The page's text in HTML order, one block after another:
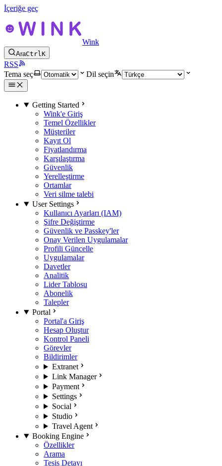
İçeriğe geç
Wink
AraCtrlK
RSS
Tema seç
Dil seçin
Getting Started
Wink'e Giriş
Temel Özellikler
Müşteriler
Kayıt Ol
Fiyatlandırma
Karşılaştırma
Güvenlik
Yerelleştirme
Ortamlar
Veri silme talebi
User Settings
Kullanıcı Ayarları (IAM)
Şifre Değiştirme
Güvenlik ve Passkey'ler
Onay Verilen Uygulamalar
Profili Güncelle
Uygulamalar
Davetler
Analitik
Lider Tablosu
Abonelik
Talepler
Portal
Portal'a Giriş
Hesap Oluştur
Kontrol Paneli
Görevler
Bildirimler
Extranet
Link Manager
Payment
Settings
Social
Studio
Travel Agent
Booking Engine
Özellikler
Arama
Tesis Detayı